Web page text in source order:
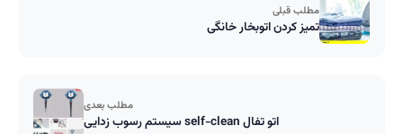
مطلب قبلی
تمیز کردن اتوبخار خانگی
مطلب بعدی
سیستم رسوب زدایی self-clean اتو تفال